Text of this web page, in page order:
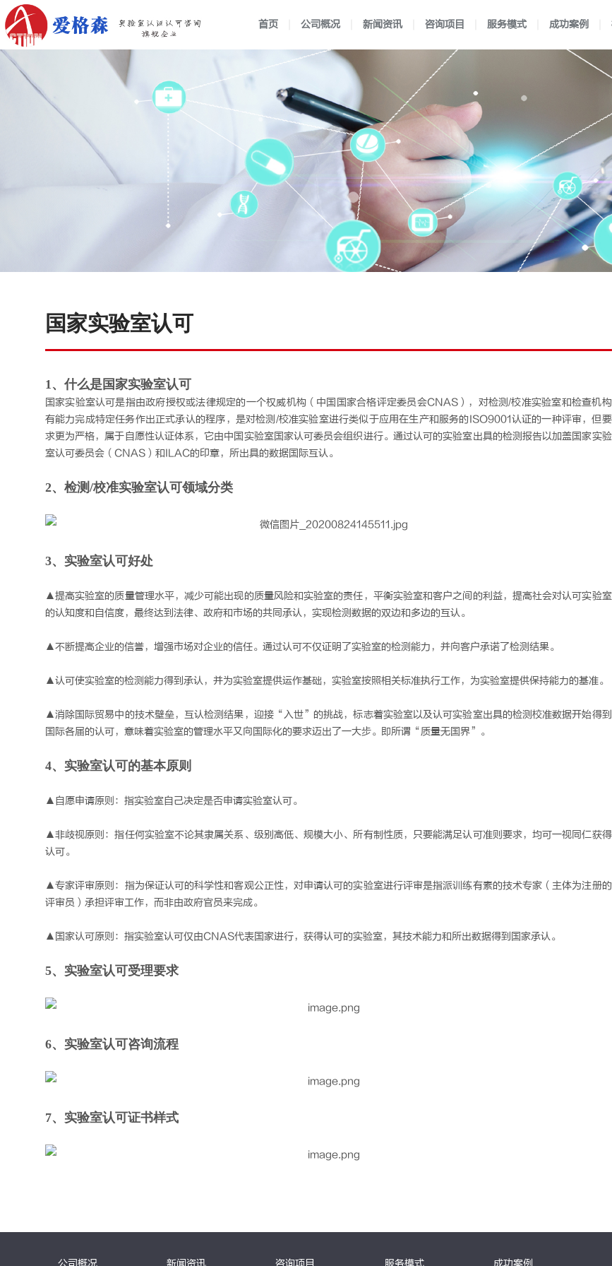
首页 公司概况
组织架构 独特优势 企业文化
新闻资讯
行业动态 新闻动态 前沿资讯
咨询项目
国家实验室认可 医学实验室认可 检验机构认可
服务模式
认可流程 合作流程
成功案例
行业案例 在
认
国家实验室认可
1、什么是国家实验室认可
国家实验室认可是指由政府授权或法律规定的一个权威机构（中国国家合格评定委员会CNAS），对检测/校准实验室和检查机构
有能力完成特定任务作出正式承认的程序，是对检测/校准实验室进行类似于应用在生产和服务的ISO9001认证的一种评审，但要
求更为严格，属于自愿性认证体系，它由中国实验室国家认可委员会组织进行。通过认可的实验室出具的检测报告以加盖国家实验
室认可委员会（CNAS）和ILAC的印章，所出具的数据国际互认。
2、检测/校准实验室认可领域分类
3、实验室认可好处
▲提高实验室的质量管理水平，减少可能出现的质量风险和实验室的责任，平衡实验室和客户之间的利益，提高社会对认可实验室
的认知度和自信度，最终达到法律、政府和市场的共同承认，实现检测数据的双边和多边的互认。
▲不断提高企业的信誉，增强市场对企业的信任。通过认可不仅证明了实验室的检测能力，并向客户承诺了检测结果。
▲认可使实验室的检测能力得到承认，并为实验室提供运作基础，实验室按照相关标准执行工作，为实验室提供保持能力的基准。
▲消除国际贸易中的技术壁垒，互认检测结果，迎接“入世”的挑战，标志着实验室以及认可实验室出具的检测校准数据开始得到
国际各届的认可，意味着实验室的管理水平又向国际化的要求迈出了一大步。即所谓“质量无国界”。
4、实验室认可的基本原则
▲自愿申请原则：指实验室自己决定是否申请实验室认可。
▲非歧视原则：指任何实验室不论其隶属关系、级别高低、规模大小、所有制性质，只要能满足认可准则要求，均可一视同仁获得
认可。
▲专家评审原则：指为保证认可的科学性和客观公正性，对申请认可的实验室进行评审是指派训练有素的技术专家（主体为注册的
评审员）承担评审工作，而非由政府官员来完成。
▲国家认可原则：指实验室认可仅由CNAS代表国家进行，获得认可的实验室，其技术能力和所出数据得到国家承认。
5、实验室认可受理要求
6、实验室认可咨询流程
7、实验室认可证书样式
公司概况 新闻资讯 咨询项目 服务模式 成功案例